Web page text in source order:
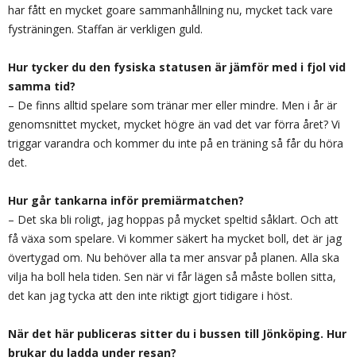
har fått en mycket goare sammanhållning nu, mycket tack vare
fysträningen. Staffan är verkligen guld.
Hur tycker du den fysiska statusen är jämför med i fjol vid
samma tid?
– De finns alltid spelare som tränar mer eller mindre. Men i år är
genomsnittet mycket, mycket högre än vad det var förra året? Vi
triggar varandra och kommer du inte på en träning så får du höra
det.
Hur går tankarna inför premiärmatchen?
– Det ska bli roligt, jag hoppas på mycket speltid såklart. Och att
få växa som spelare. Vi kommer säkert ha mycket boll, det är jag
övertygad om. Nu behöver alla ta mer ansvar på planen. Alla ska
vilja ha boll hela tiden. Sen när vi får lägen så måste bollen sitta,
det kan jag tycka att den inte riktigt gjort tidigare i höst.
När det här publiceras sitter du i bussen till Jönköping. Hur
brukar du ladda under resan?